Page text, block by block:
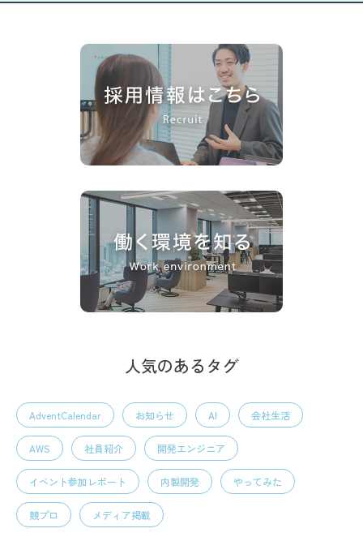
人気のあるタグ
AdventCalendar お知らせ AI 会社生活
AWS 社員紹介 開発エンジニア
イベント参加レポート 内製開発 やってみた
競プロ メディア掲載